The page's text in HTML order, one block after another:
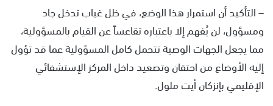
– التأكيد أن استمرار هذا الوضع، في ظل غياب تدخل جاد
ومسؤول، لن يُفهم إلا باعتباره تقاعساً عن القيام بالمسؤولية،
مما يجعل الجهات الوصية تتحمل كامل المسؤولية عما قد تؤول
إليه الأوضاع من احتقان وتصعيد داخل المركز الإستشفائي
الإقليمي بإنزكان أيت ملول.